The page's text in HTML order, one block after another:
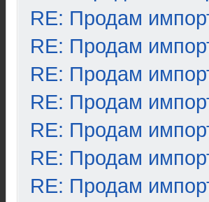
RE: Продам
RE: Продам
RE: Продам
RE: Продам
RE: Продам
RE: Продам
RE: Продам